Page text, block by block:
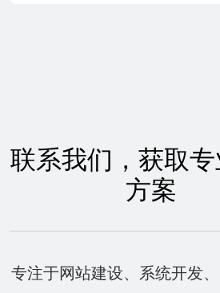
要企业法人亲自到指定的备案核
实性核验。最近两年开始，网站
人直接在手机上进行操作。网页
们需要将网站程序上传到服务器
设计网站UI风格，制作成网站静
网站后台，这一切做好之后，把
联系我们，获取
方案
专注于网站建设、系统开发